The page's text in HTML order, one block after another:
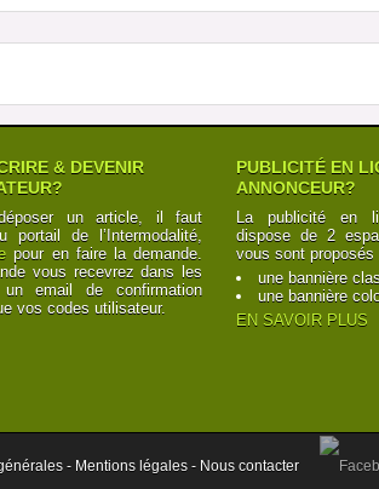
& DEVENIR
un article, il faut
portail de l’Intermodalité,
pour en faire la demande.
vous recevrez dans les
email de confirmation
vos codes utilisateur.
PUBLICITÉ EN
ANNONCEUR?
La publicité en
dispose de 2
vous sont proposés
une bannière
une bannière
EN SAVOIR PLUS
- Mentions légales - Nous contacter